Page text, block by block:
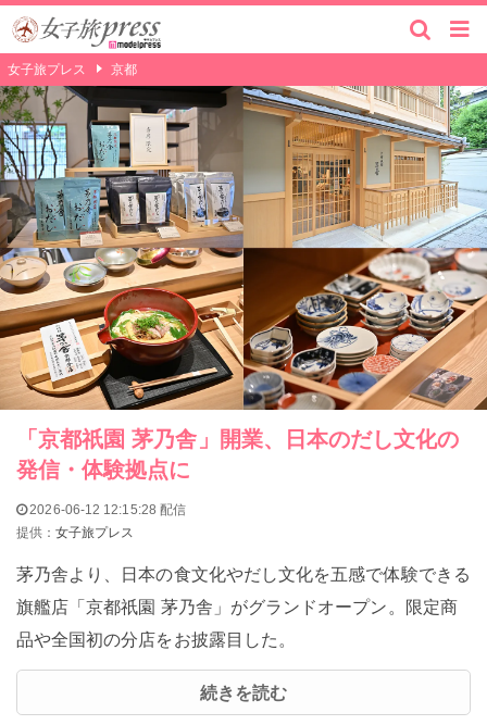
女子旅プレス 京都
「京都祇園 茅乃舎」開業、日本のだし文化の
発信・体験拠点に
2026-06-12 12:15:28 配信
提供：女子旅プレス
茅乃舎より、日本の食文化やだし文化を五感で体験できる
旗艦店「京都祇園 茅乃舎」がグランドオープン。限定商
品や全国初の分店をお披露目した。
続きを読む